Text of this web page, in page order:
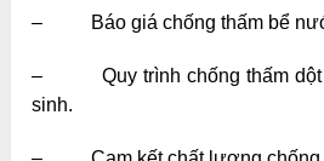
– Báo giá chống thấm bể
– Quy trình chống thấm dột
sinh.